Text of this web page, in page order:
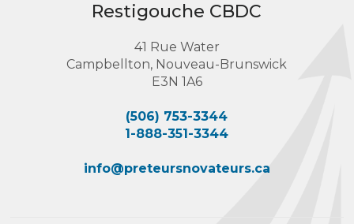
Restigouche CBDC
41 Rue Water
Campbellton, Nouveau-Brunswick
E3N 1A6
(506) 753-3344
1-888-351-3344
info@preteursnovateurs.ca